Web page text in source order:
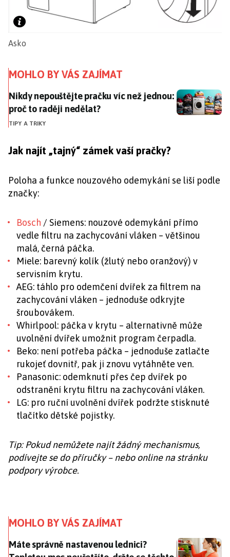
Asko
MOHLO BY VÁS ZAJÍMAT
Nikdy nepouštějte pračku víc než jednou: proč to
Nikdy nepouštějte pračku víc než jednou:
proč to raději nedělat?
TIPY A TRIKY
Jak najít „tajný“ zámek vaší pračky?
Poloha a funkce nouzového odemykání se liší podle
značky:
Bosch / Siemens: nouzové odemykání přímo
vedle filtru na zachycování vláken – většinou
malá, černá páčka.
Miele: barevný kolík (žlutý nebo oranžový) v
servisním krytu.
AEG: táhlo pro odemčení dvířek za filtrem na
zachycování vláken – jednoduše odkryjte
šroubovákem.
Whirlpool: páčka v krytu – alternativně může
uvolnění dvířek umožnit program čerpadla.
Beko: není potřeba páčka – jednoduše zatlačte
rukojeť dovnitř, pak ji znovu vytáhněte ven.
Panasonic: odemknutí přes čep dvířek po
odstranění krytu filtru na zachycování vláken.
LG: pro ruční uvolnění dvířek podržte stisknuté
tlačítko dětské pojistky.
Tip: Pokud nemůžete najít žádný mechanismus,
podívejte se do příručky – nebo online na stránku
podpory výrobce.
MOHLO BY VÁS ZAJÍMAT
Máte správně nastavenou lednici? Teplotou moc
Máte správně nastavenou lednici?